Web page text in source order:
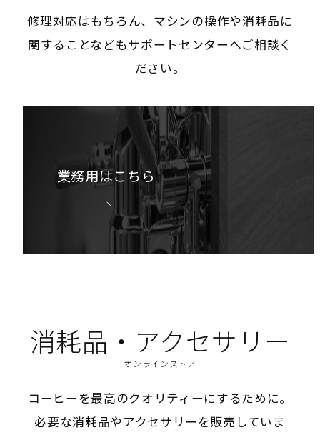
修理対応はもちろん、マシンの操作や消耗品に
関することなどもサポートセンターへご相談く
ださい。
業務用はこちら
消耗品・アクセサリー
オンラインストア
コーヒーを最高のクオリティーにするために。
必要な消耗品やアクセサリーを販売していま